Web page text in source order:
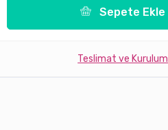
Sepete Ekle
Teslimat ve Kurulum